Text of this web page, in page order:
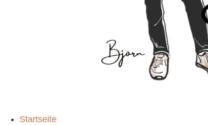
Startseite